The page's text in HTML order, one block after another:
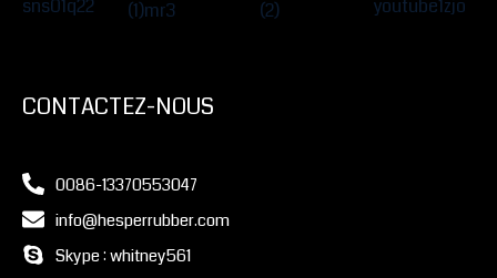
CONTACTEZ-NOUS
0086-13370553047
info@hesperrubber.com
Skype : whitney561